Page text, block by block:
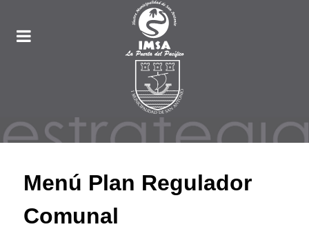
Menú Plan Regulador
Comunal